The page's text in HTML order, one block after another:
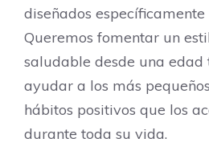
diseñados específicamente
Queremos fomentar un
saludable desde una
ayudar a los más
hábitos positivos que los
durante toda su vida.